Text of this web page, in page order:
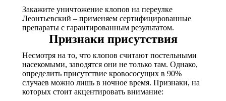
Закажите уничтожение клопов на переулке
Леонтьевский – применяем сертифицированные
препараты с гарантированным результатом.
Признаки присутствия
Несмотря на то, что клопов считают постельными
насекомыми, заводятся они не только там. Однако,
определить присутствие кровососущих в 90%
случаев можно лишь в ночное время. Признаки, на
которых стоит акцентировать внимание: